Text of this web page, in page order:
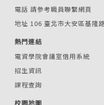
電話 請參考職員聯繫網頁
地址 106 臺北市大安區基隆
熱門連結
電資學院會議室借用系統
招生資訊
課程查詢
校園地圖